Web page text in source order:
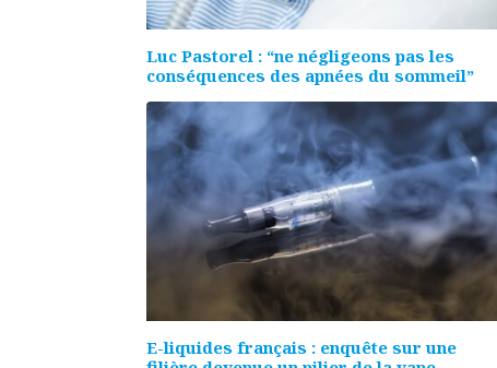
Luc Pastorel : “ne négligeons pas les
conséquences des apnées du sommeil”
E-liquides français : enquête sur une